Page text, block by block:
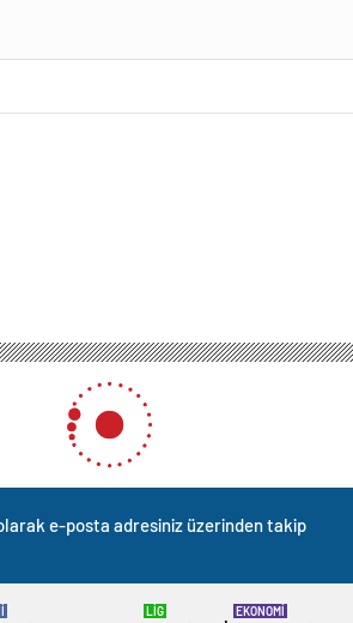
e-posta adresiniz üzerinden takip
LİG EKONOMİ